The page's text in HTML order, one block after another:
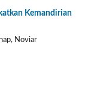
Kemandirian
Noviar